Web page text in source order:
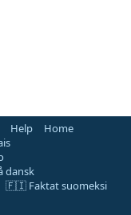
Help
Home
dansk
🇫🇮 Faktat suomeksi